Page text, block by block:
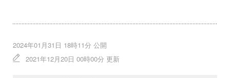
2024年01月31日 18時11分 公開
2021年12月20日 00時00分 更新